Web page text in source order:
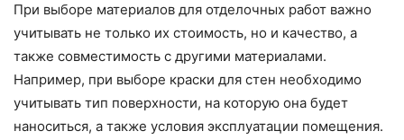
При выборе материалов для отделочных работ важно
учитывать не только их стоимость, но и качество, а
также совместимость с другими материалами.
Например, при выборе краски для стен необходимо
учитывать тип поверхности, на которую она будет
наноситься, а также условия эксплуатации помещения.